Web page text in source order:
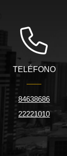
TELÉFONO
84638686
22221010